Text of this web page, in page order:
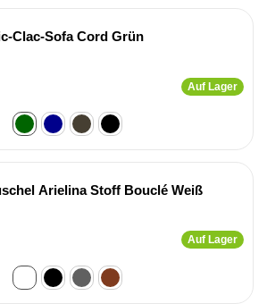
Clac-Sofa Cord Grün
Auf Lager
Arielina Stoff Bouclé Weiß
Auf Lager